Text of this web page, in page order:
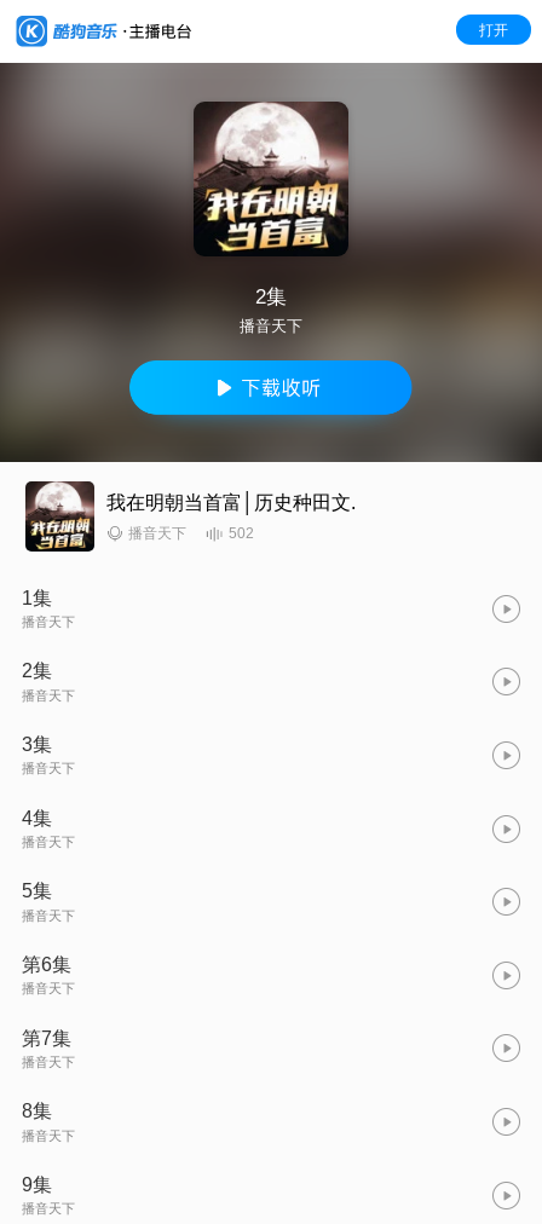
打开
2集
播音天下
我在明朝当首富│历史种田文.
播音天下 502
1集
播音天下
2集
播音天下
3集
播音天下
4集
播音天下
5集
播音天下
第6集
播音天下
第7集
播音天下
8集
播音天下
9集
播音天下